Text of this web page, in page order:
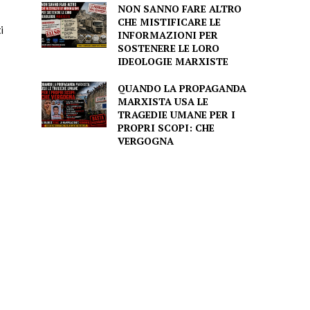
NON SANNO FARE ALTRO
CHE MISTIFICARE LE
INFORMAZIONI PER
SOSTENERE LE LORO
IDEOLOGIE MARXISTE
QUANDO LA PROPAGANDA
MARXISTA USA LE
TRAGEDIE UMANE PER I
PROPRI SCOPI: CHE
VERGOGNA